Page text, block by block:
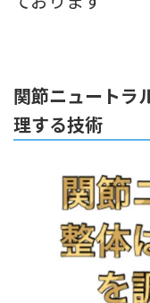
関節ニュートラ
理する技術